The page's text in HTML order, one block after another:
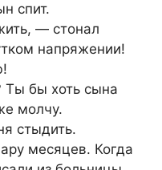
спит.
— стонал
напряжении!
бы хоть сына
молчу.
стыдить.
месяцев. Когда